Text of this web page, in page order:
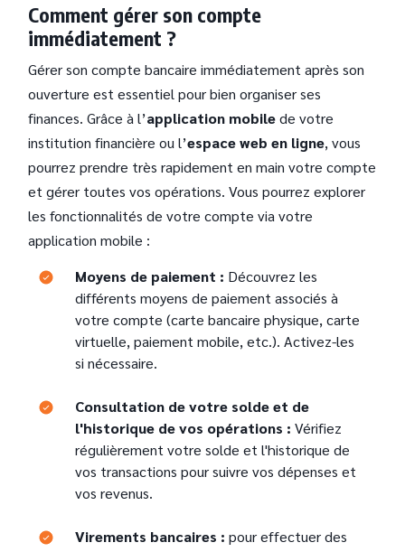
Comment gérer son compte
immédiatement ?
Gérer son compte bancaire immédiatement après son
ouverture est essentiel pour bien organiser ses
finances. Grâce à l’application mobilede votre
institution financière ou l’espace web en ligne, vous
pourrez prendre très rapidement en main votre compte
et gérer toutes vos opérations. Vous pourrez explorer
les fonctionnalités de votre compte via votre
application mobile :
Text
Moyens de paiement : Découvrez les
différents moyens de paiement associés à
votre compte (carte bancaire physique, carte
virtuelle, paiement mobile, etc.). Activez-les
si nécessaire.
Consultation de votre solde et de
l'historique de vos opérations : Vérifiez
régulièrement votre solde et l'historique de
vos transactions pour suivre vos dépenses et
vos revenus.
Text Virements bancaires : pour effectuer des